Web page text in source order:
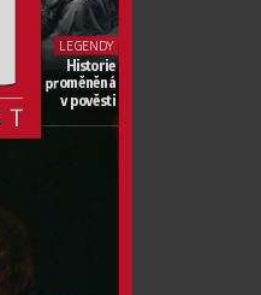
Historie
proměněná
v pověsti
LEGENDY